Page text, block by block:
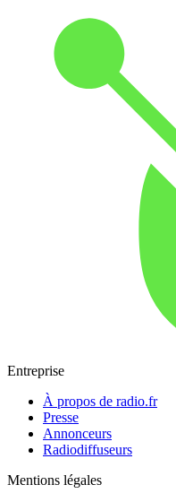
Entreprise
À propos de radio.fr
Presse
Annonceurs
Radiodiffuseurs
Mentions légales